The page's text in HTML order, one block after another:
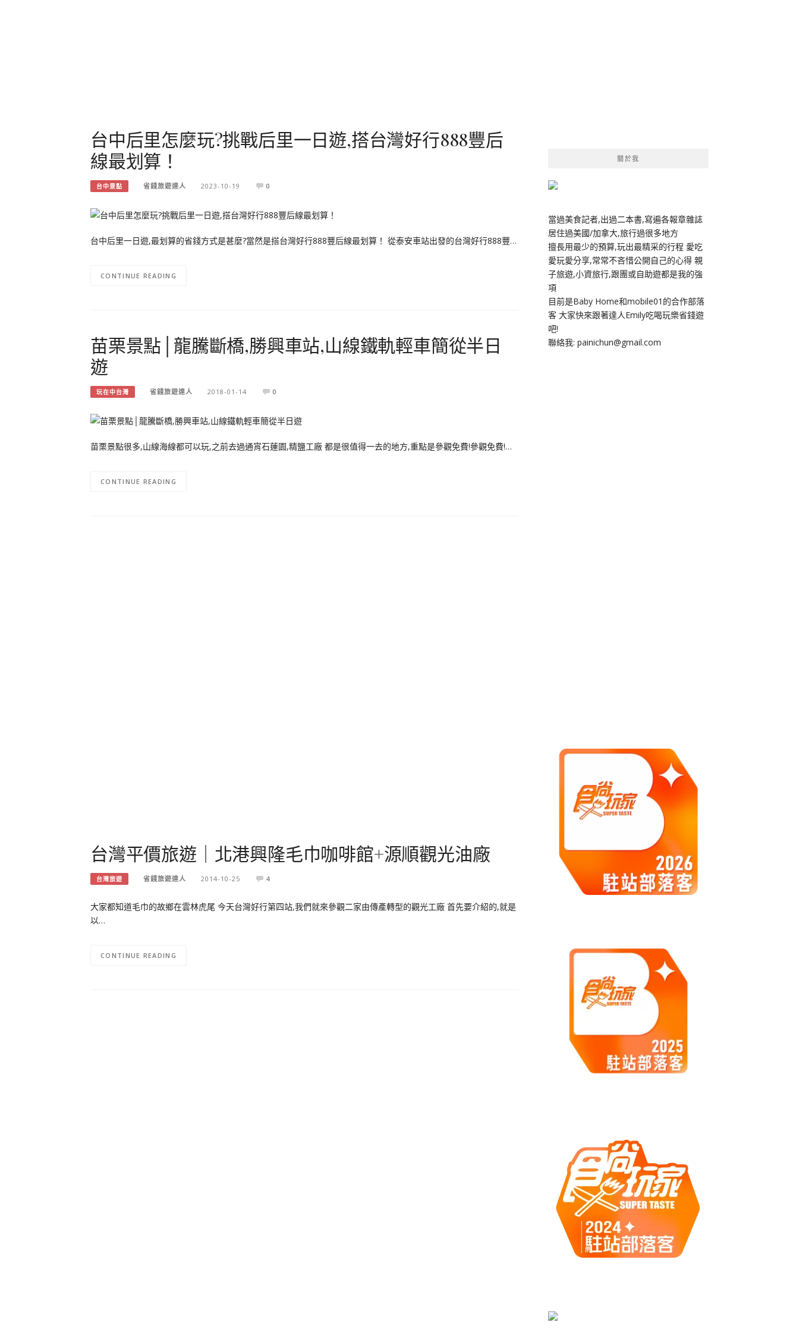
台中后里怎麼玩?挑戰后里一日遊,搭台灣好行888豐后
線最划算！
台中景點 省錢旅遊達人 2023-10-19 0
台中后里一日遊,最划算的省錢方式是甚麼?當然是搭台灣好行888豐后線最划算！ 從泰安車站出發的台灣好行888豐…
CONTINUE READING
苗栗景點│龍騰斷橋,勝興車站,山線鐵軌輕車簡從半日
遊
玩在中台灣 省錢旅遊達人 2018-01-14 0
苗栗景點很多,山線海線都可以玩,之前去過通宵石蓮園,精鹽工廠 都是很值得一去的地方,重點是參觀免費!參觀免費!…
CONTINUE READING
台灣平價旅遊｜北港興隆毛巾咖啡館+源順觀光油廠
台灣旅遊 省錢旅遊達人 2014-10-25 4
大家都知道毛巾的故鄉在雲林虎尾 今天台灣好行第四站,我們就來參觀二家由傳產轉型的觀光工廠 首先要介紹的,就是
以…
CONTINUE READING
關於我
當過美食記者,出過二本書,寫遍各報章雜誌
居住過美國/加拿大,旅行過很多地方
擅長用最少的預算,玩出最精采的行程 愛吃
愛玩愛分享,常常不吝惜公開自己的心得 親
子旅遊,小資旅行,跟團或自助遊都是我的強
項
目前是Baby Home和mobile01的合作部落
客 大家快來跟著達人Emily吃喝玩樂省錢遊
吧!
聯絡我: painichun@gmail.com